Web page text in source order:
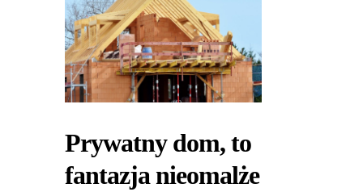
Prywatny dom, to
fantazja nieomalże